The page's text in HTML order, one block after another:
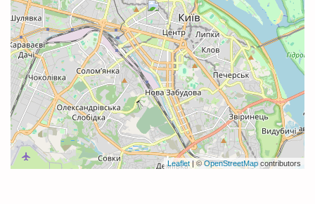
Leaflet| ©OpenStreetMap contributors